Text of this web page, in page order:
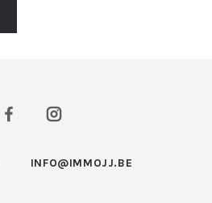
INFO@IMMOJJ.BE